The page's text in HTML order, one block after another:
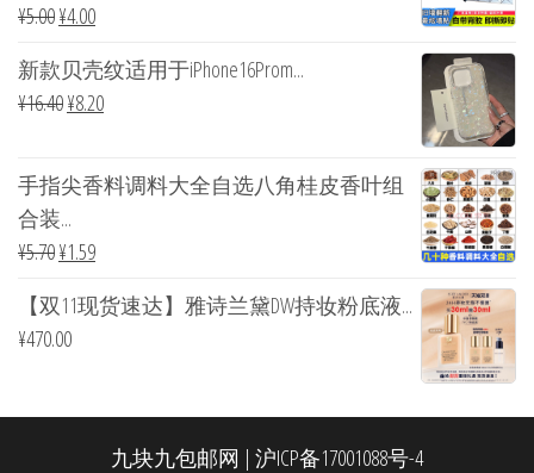
¥5.00¥4.00
新款贝壳纹适用于iPhone16Prom...
¥16.40¥8.20
手指尖香料调料大全自选八角桂皮香叶组
合装...
¥5.70¥1.59
【双11现货速达】雅诗兰黛DW持妆粉底液...
¥470.00
九块九包邮网 | 沪ICP备17001088号-4